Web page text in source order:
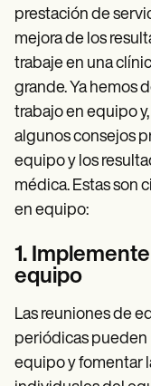
prestación de
mejora de los
trabaje en una
grande. Ya hemos
trabajo en equipo
algunos consejos
equipo y los
médica. Estas son
en equipo:
1.
equipo
Las reuniones de
periódicas pueden
equipo y fomentar